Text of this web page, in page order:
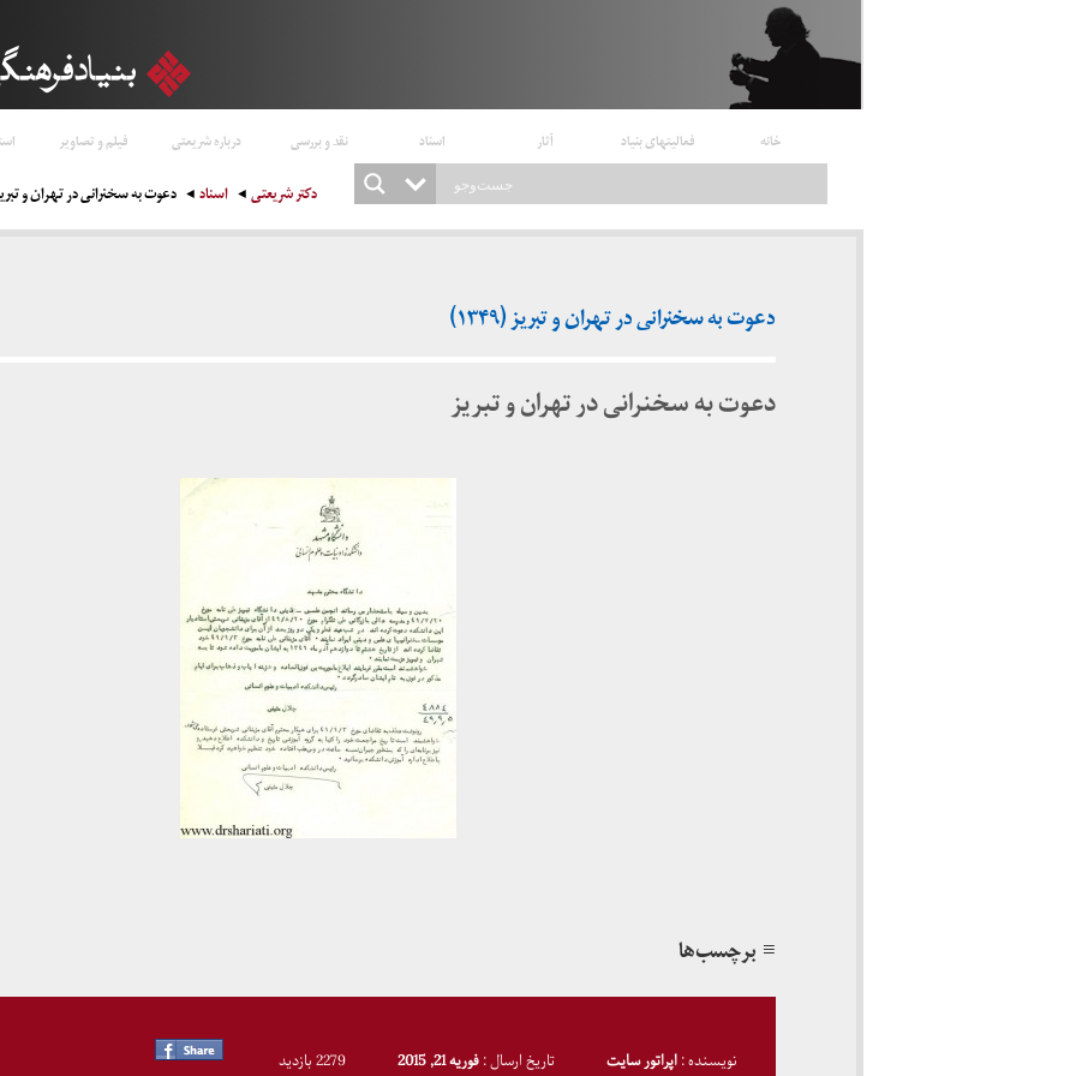
خانه فعالیتهای بنیاد آثار اسناد نقد و بررسی درباره شریعتی فیلم و تصاویر
دکتر شریعتی اسناد دعوت به سخنرانی در تهران و تبریز
دعوت به سخنرانی در تهران و تبریز (۱۳۴۹)
دعوت به سخنرانی در تهران و تبریز
≡ برچسب‌ها
نویسنده :اپراتور سایت تاریخ ارسال :فوریه 21, 2015 2279 بازدید